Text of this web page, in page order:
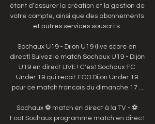
étant d’assurer la création et la gestion de
votre compte, ainsi que des abonnements
et autres services souscrits.
Sochaux U19 - Dijon U19 (live score en
direct) Suivez le match Sochaux U19 - Dijon
U19 en direct LIVE ! C'est Sochaux FC
Under 19 qui recoit FCO Dijon Under 19
pour ce match francais du dimanche 17 ...
Sochaux ⚽ match en direct à la TV - ⚽
Foot Sochaux programme match en direct